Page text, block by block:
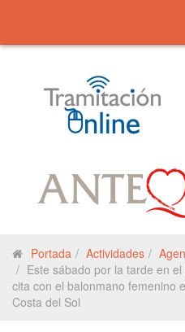
Portada Actividades
Este sábado por la tarde en
cita con el balonmano femenino
Costa del Sol